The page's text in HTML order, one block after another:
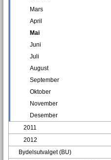
Mars
April
Mai
Juni
Juli
August
September
Oktober
November
Desember
2011
2012
Bydelsutvalget (BU)